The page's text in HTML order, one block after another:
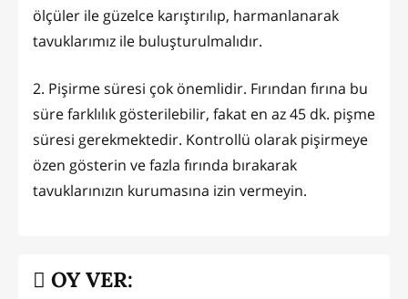
ölçüler ile güzelce karıştırılıp, harmanlanarak
tavuklarımız ile buluşturulmalıdır.
2. Pişirme süresi çok önemlidir. Fırından fırına bu
süre farklılık gösterilebilir, fakat en az 45 dk. pişme
süresi gerekmektedir. Kontrollü olarak pişirmeye
özen gösterin ve fazla fırında bırakarak
tavuklarınızın kurumasına izin vermeyin.
OY VER: